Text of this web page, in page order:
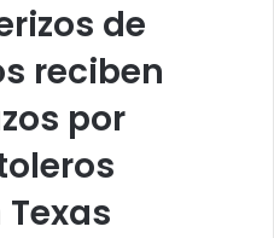
de
reciben
por